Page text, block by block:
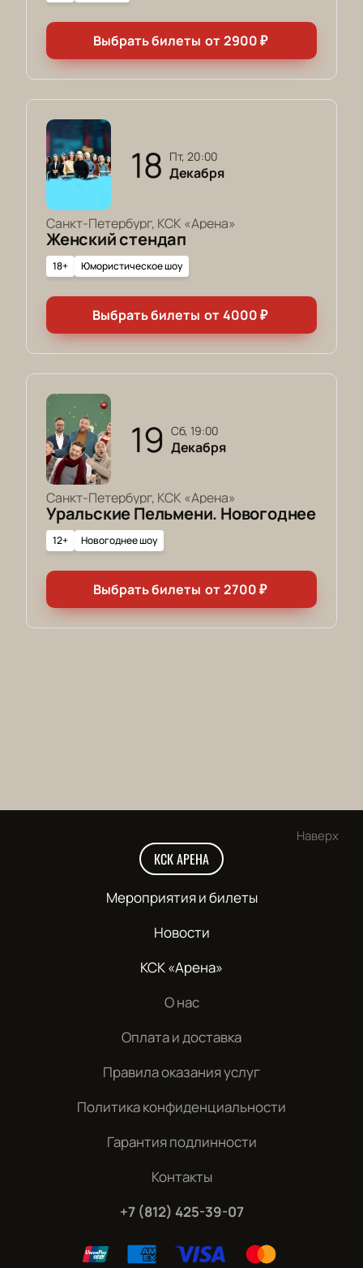
Выбрать билеты от 2900₽
18 пт, 20:00
Декабря
Санкт-Петербург, КСК «Арена»
Женский стендап
18+ Юмористическое шоу
Выбрать билеты от 4000₽
19 сб, 19:00
Декабря
Санкт-Петербург, КСК «Арена»
Уральские Пельмени. Новогоднее
12+ Новогоднее шоу
Выбрать билеты от 2700₽
Наверх
КСК АРЕНА
Мероприятия и билеты
Новости
КСК «Арена»
О нас
Оплата и доставка
Правила оказания услуг
Политика конфиденциальности
Гарантия подлинности
Контакты
+7 (812) 425-39-07